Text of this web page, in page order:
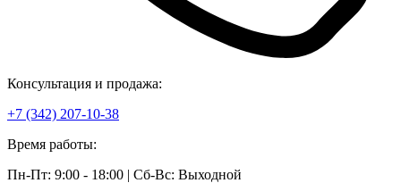
Консультация и продажа:
+7 (342) 207-10-38
Время работы:
Пн-Пт: 9:00 - 18:00 | Сб-Вс: Выходной